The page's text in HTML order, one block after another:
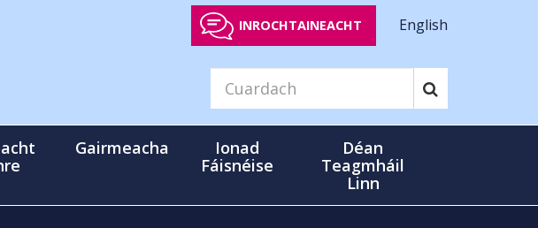
INROCHTAINEACHT English
Gairmeacha
Ionad
Fáisnéise
Déan
Teagmháil
Linn